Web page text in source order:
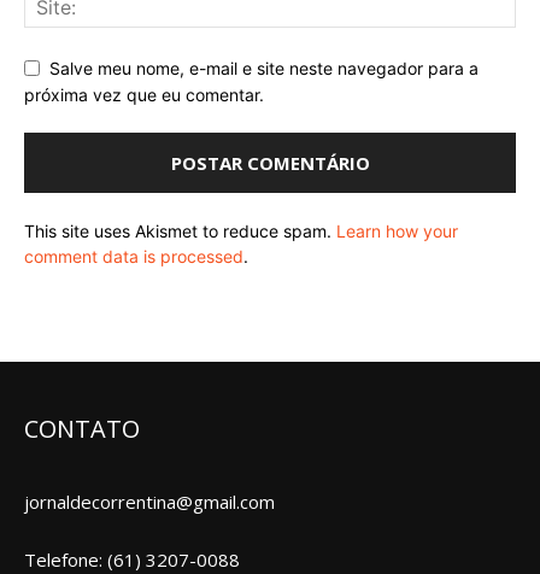
Salve meu nome, e-mail e site neste navegador para a
próxima vez que eu comentar.
This site uses Akismet to reduce spam. Learn how your
comment data is processed.
CONTATO
jornaldecorrentina@gmail.com
Telefone: (61) 3207-0088